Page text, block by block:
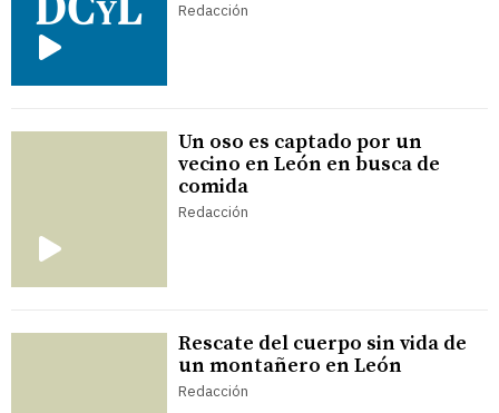
Redacción
Un oso es captado por un
vecino en León en busca de
comida
Redacción
Rescate del cuerpo sin vida de
un montañero en León
Redacción